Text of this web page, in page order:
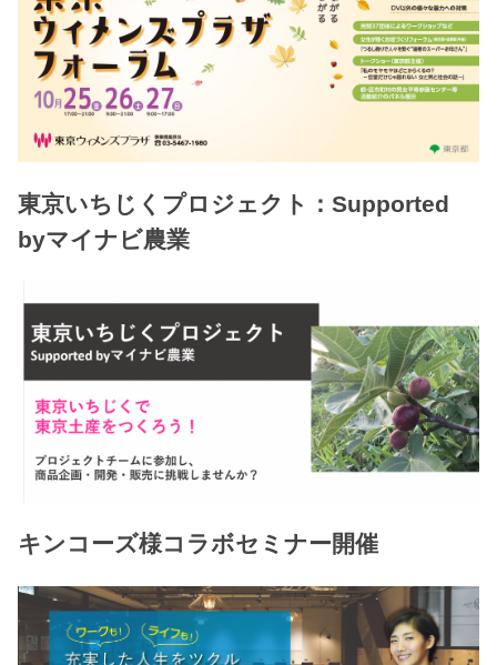
東京いちじくプロジェクト：Supported
byマイナビ農業
キンコーズ様コラボセミナー開催